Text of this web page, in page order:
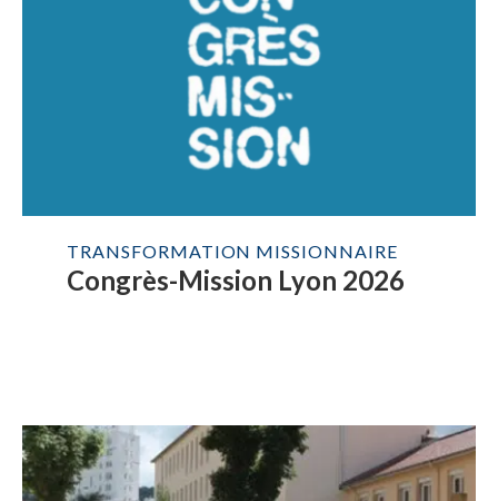
TRANSFORMATION MISSIONNAIRE
Congrès-Mission Lyon 2026